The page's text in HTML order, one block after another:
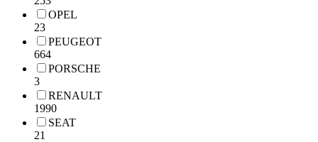
OPEL
23
PEUGEOT
664
PORSCHE
3
RENAULT
1990
SEAT
21